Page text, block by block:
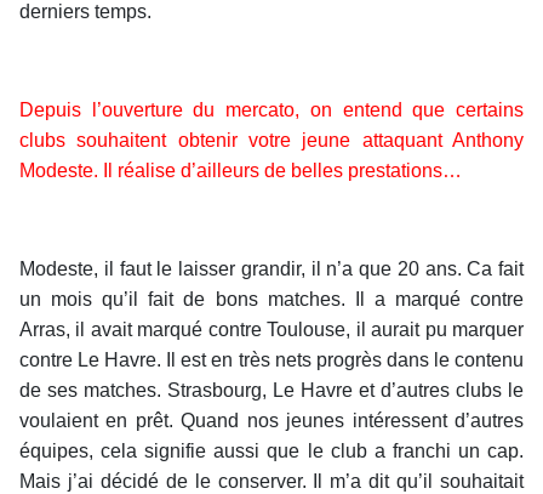
derniers temps.
Depuis l’ouverture du mercato, on entend que certains
clubs souhaitent obtenir votre jeune attaquant Anthony
Modeste. Il réalise d’ailleurs de belles prestations…
Modeste, il faut le laisser grandir, il n’a que 20 ans. Ca fait
un mois qu’il fait de bons matches. Il a marqué contre
Arras, il avait marqué contre Toulouse, il aurait pu marquer
contre Le Havre. Il est en très nets progrès dans le contenu
de ses matches. Strasbourg, Le Havre et d’autres clubs le
voulaient en prêt. Quand nos jeunes intéressent d’autres
équipes, cela signifie aussi que le club a franchi un cap.
Mais j’ai décidé de le conserver. Il m’a dit qu’il souhaitait